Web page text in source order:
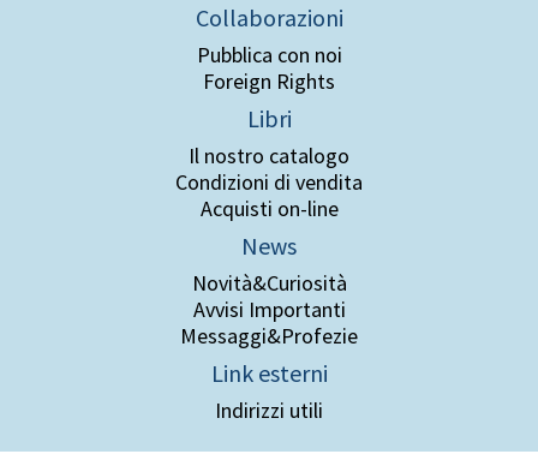
Collaborazioni
Pubblica con noi
Foreign Rights
Libri
Il nostro catalogo
Condizioni di vendita
Acquisti on-line
News
Novità&Curiosità
Avvisi Importanti
Messaggi&Profezie
Link esterni
Indirizzi utili